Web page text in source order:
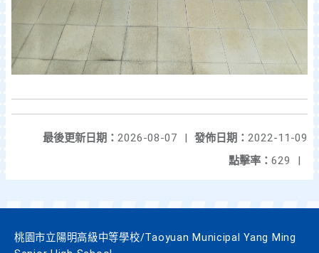
發佈日期： 2022-11-09
最後更新日期： 2026-08-07
|
點擊率： 629 |
桃園市立陽明高級中等學校/Taoyuan Municipal Yang Ming